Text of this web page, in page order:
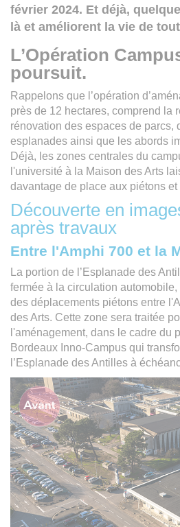
février 2024. Et déjà,
là et améliorent la vie de
L’Opération
poursuit.
Rappelons que l’opération
près de 12 hectares, comprend la
rénovation des espaces de parcs,
esplanades ainsi que les abords
Déjà, les zones centrales du
l'université à la Maison des Arts
davantage de place aux piétons
Découverte en
après travaux
Entre l'Amphi 700 et la
La portion de l’Esplanade des
fermée à la circulation
des déplacements piétons entre
des Arts. Cette zone sera traitée
l'aménagement, dans le cadre du
Bordeaux Inno-Campus qui
l’Esplanade des Antilles à